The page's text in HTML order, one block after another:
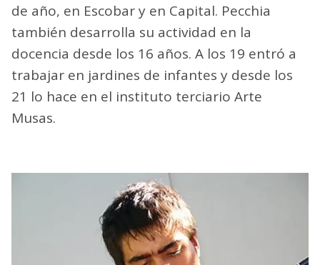
de año, en Escobar y en Capital. Pecchia
también desarrolla su actividad en la
docencia desde los 16 años. A los 19 entró a
trabajar en jardines de infantes y desde los
21 lo hace en el instituto terciario Arte
Musas.